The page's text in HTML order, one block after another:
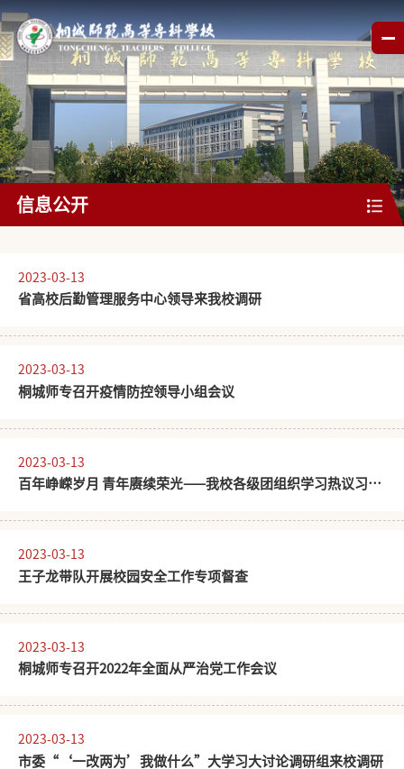
信息公开
财务公开 规章制度 教学质量
学风建设
2023-03-13
​省高校后勤管理服务中心领导来我校调研
2023-03-13
​桐城师专召开疫情防控领导小组会议
2023-03-13
百年峥嵘岁月 青年赓续荣光——我校各级团组织学习热议习近
2023-03-13
​王子龙带队开展校园安全工作专项督查
2023-03-13
桐城师专召开2022年全面从严治党工作会议
2023-03-13
市委“‘一改两为’我做什么”大学习大讨论调研组来校调研